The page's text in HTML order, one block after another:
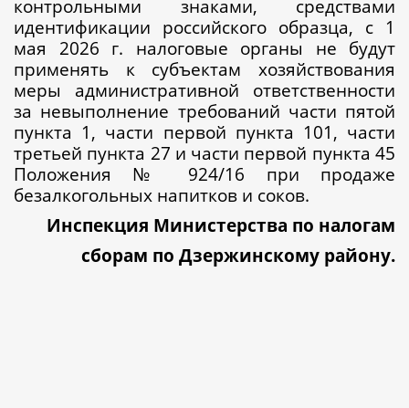
контрольными знаками, средствами
идентификации российского образца, с 1
мая 2026 г. налоговые органы не будут
применять к субъектам хозяйствования
меры административной ответственности
за невыполнение требований части пятой
пункта 1, части первой пункта 101, части
третьей пункта 27 и части первой пункта 45
Положения № 924/16 при продаже
безалкогольных напитков и соков.
Инспекция Министерства по налогам
сборам по Дзержинскому району.